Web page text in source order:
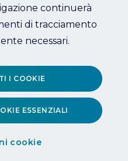
continuerà
di tracciamento
necessari.
cookie
ESSENZIALI
I COOKIE